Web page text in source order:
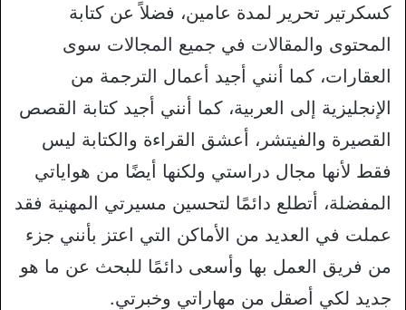
كسكرتير تحرير لمدة عامين، فضلاً عن كتابة
المحتوى والمقالات في جميع المجالات سوى
العقارات، كما أنني أجيد أعمال الترجمة من
الإنجليزية إلى العربية، كما أنني أجيد كتابة القصص
القصيرة والفيتشر، أعشق القراءة والكتابة ليس
فقط لأنها مجال دراستي ولكنها أيضًا من هواياتي
المفضلة، أتطلع دائمًا لتحسين مسيرتي المهنية فقد
عملت في العديد من الأماكن التي اعتز بأنني جزء
من فريق العمل بها وأسعى دائمًا للبحث عن ما هو
جديد لكي أصقل من مهاراتي وخبرتي.